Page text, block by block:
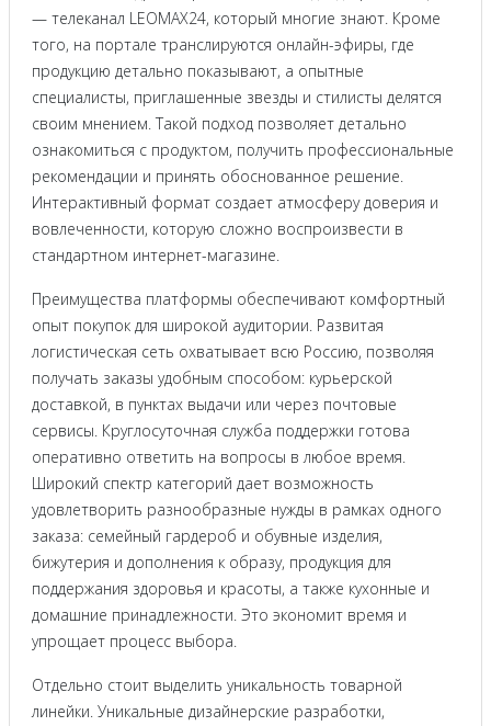
— телеканал LEOMAX24, который многие знают. Кроме
того, на портале транслируются онлайн-эфиры, где
продукцию детально показывают, а опытные
специалисты, приглашенные звезды и стилисты делятся
своим мнением. Такой подход позволяет детально
ознакомиться с продуктом, получить профессиональные
рекомендации и принять обоснованное решение.
Интерактивный формат создает атмосферу доверия и
вовлеченности, которую сложно воспроизвести в
стандартном интернет-магазине.
Преимущества платформы обеспечивают комфортный
опыт покупок для широкой аудитории. Развитая
логистическая сеть охватывает всю Россию, позволяя
получать заказы удобным способом: курьерской
доставкой, в пунктах выдачи или через почтовые
сервисы. Круглосуточная служба поддержки готова
оперативно ответить на вопросы в любое время.
Широкий спектр категорий дает возможность
удовлетворить разнообразные нужды в рамках одного
заказа: семейный гардероб и обувные изделия,
бижутерия и дополнения к образу, продукция для
поддержания здоровья и красоты, а также кухонные и
домашние принадлежности. Это экономит время и
упрощает процесс выбора.
Отдельно стоит выделить уникальность товарной
линейки. Уникальные дизайнерские разработки,